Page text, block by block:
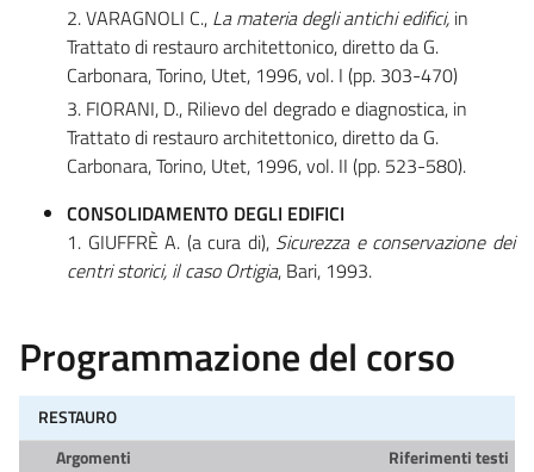
2. VARAGNOLI C., La materia degli antichi edifici, in
Trattato di restauro architettonico, diretto da G.
Carbonara, Torino, Utet, 1996, vol. I (pp. 303-470)
3. FIORANI, D., Rilievo del degrado e diagnostica, in
Trattato di restauro architettonico, diretto da G.
Carbonara, Torino, Utet, 1996, vol. II (pp. 523-580).
CONSOLIDAMENTO DEGLI EDIFICI
1. GIUFFRÈ A. (a cura di), Sicurezza e conservazione dei
centri storici, il caso Ortigia, Bari, 1993.
Programmazione del corso
RESTAURO
Argomenti
Riferimenti testi